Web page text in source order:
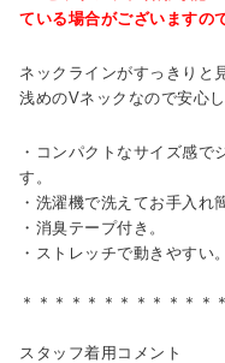
ている場合がございますの
ネックラインがすっきりと
浅めのVネックなので安心
・コンパクトなサイズ感で
す。
・洗濯機で洗えてお手入れ
・消臭テープ付き。
・ストレッチで動きやすい。
＊＊＊＊＊＊＊＊＊＊＊＊
スタッフ着用コメント